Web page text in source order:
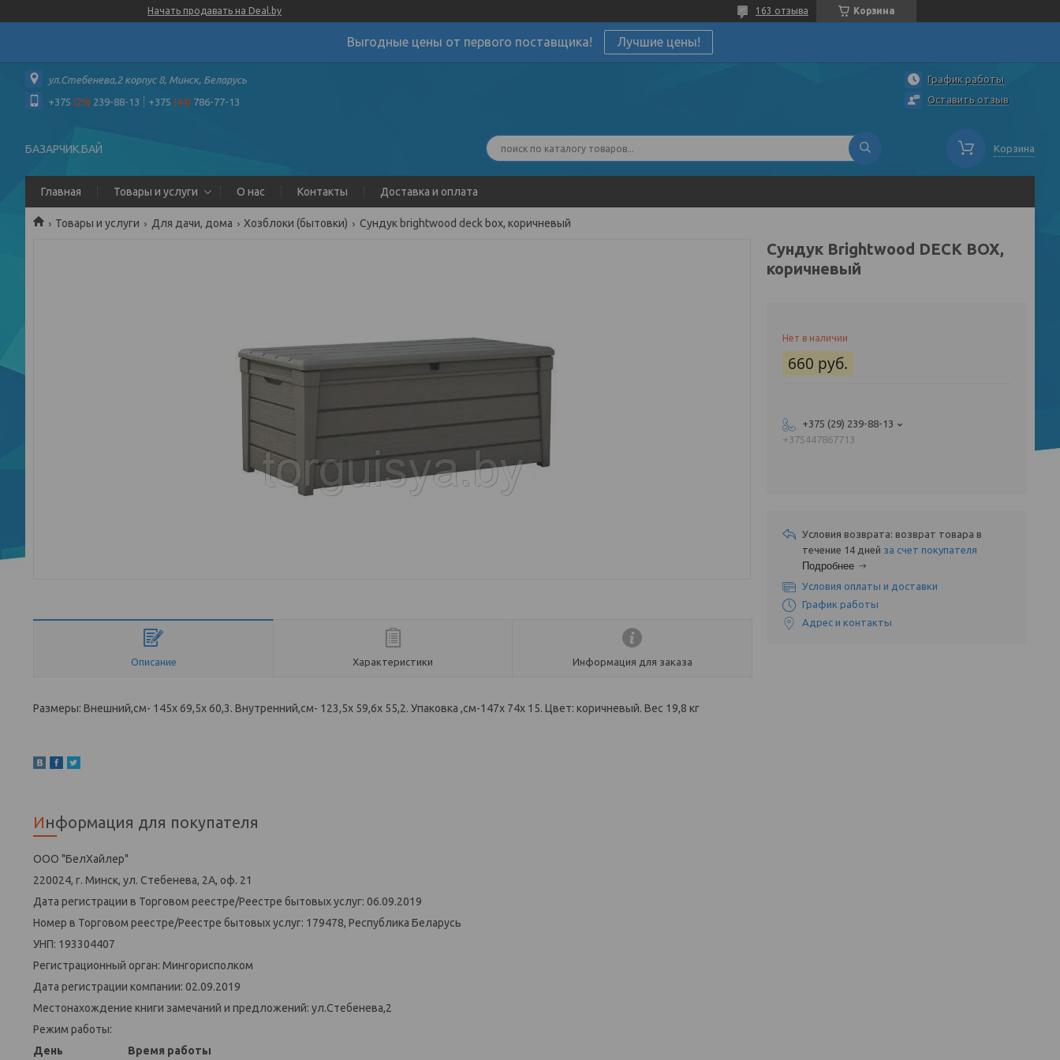
Начать продавать на Deal.by Корзина
163 отзыва
Выгодные цены от первого поставщика! Лучшие цены!
ул.Стебенева,2 корпус 8, Минск, Беларусь
+375 (29) 239-88-13 +375 (44) 786-77-13
График работы
Оставить отзыв
БАЗАРЧИК.БАЙ Корзина
Главная Товары и услуги О нас Контакты Доставка и оплата
Товары и услуги Для дачи, дома Хозблоки (бытовки) Сундук brightwood deck box, коричневый
Описание Характеристики Информация для заказа
Размеры: Внешний,см- 145x 69,5x 60,3. Внутренний,см- 123,5х 59,6х 55,2. Упаковка ,см-147х 74х 15. Цвет: коричневый. Вес 19,8 кг
Информация для покупателя
ООО "БелХайлер"
220024, г. Минск, ул. Стебенева, 2А, оф. 21
Дата регистрации в Торговом реестре/Реестре бытовых услуг: 06.09.2019
Номер в Торговом реестре/Реестре бытовых услуг: 179478, Республика Беларусь
УНП: 193304407
Регистрационный орган: Мингорисполком
Дата регистрации компании: 02.09.2019
Местонахождение книги замечаний и предложений: ул.Стебенева,2
Режим работы:
День
Время работы
Сундук Brightwood DECK BOX,
коричневый
Нет в наличии
660 руб.
+375 (29) 239-88-13
+375447867713
возврат товара в
течение 14 дней за счет покупателя
Подробнее
Условия оплаты и доставки
График работы
Адрес и контакты